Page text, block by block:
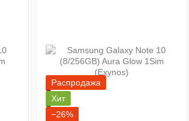
Распродажа
Хит
−26%